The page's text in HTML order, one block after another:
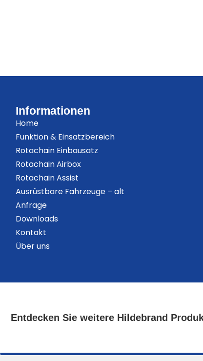
Informationen
Home
Funktion & Einsatzbereich
Rotachain Einbausatz
Rotachain Airbox
Rotachain Assist
Ausrüstbare Fahrzeuge – alt
Anfrage
Downloads
Kontakt
Über uns
Entdecken Sie weitere Hildebrand